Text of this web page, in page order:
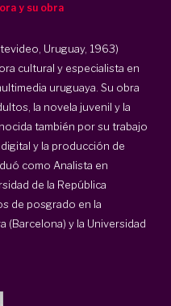
y su obra
Uruguay, 1963)
cultural y especialista en
uruguaya. Su obra
la novela juvenil y la
también por su trabajo
y la producción de
como Analista en
de la República
de posgrado en la
(Barcelona) y la Universidad